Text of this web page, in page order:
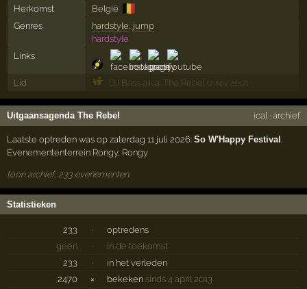
Herkomst
België 🇧🇪
Genres hardstyle jump
hardstyle
Links
Lid DJ Bass a.k.a. The Rebel (7 nov 2017)
Uitgaansagenda The Rebel ical· archief
Laatste optreden was op zaterdag 11 juli 2026:So W'Happy Festival
Evenemententerrein Rongy, Rongy
toon archief, 233 evenementen
Statistieken
233 ·
optredens
geen
·
in de toekomst
233
·
in het verleden
2470
× bekeken sinds 4 april 2013